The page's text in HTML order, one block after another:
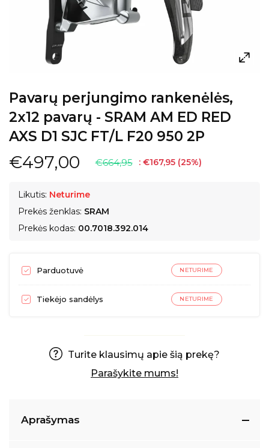
Pavarų perjungimo rankenėlės,
2x12 pavarų - SRAM AM ED RED
AXS D1 SJC FT/L F20 950 2P
€497,00 €664,95 : €167,95(25%)
Likutis: Neturime
Prekės ženklas: SRAM
Prekės kodas: 00.7018.392.014
Parduotuvė NETURIME
Tiekėjo sandėlys NETURIME
Turite klausimų apie šią prekę?
Parašykite mums!
Aprašymas